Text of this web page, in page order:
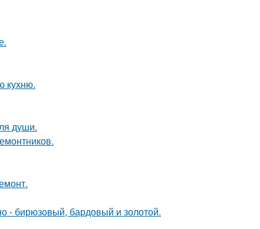
кухню.
души.
- бирюзовый, бардовый и золотой.